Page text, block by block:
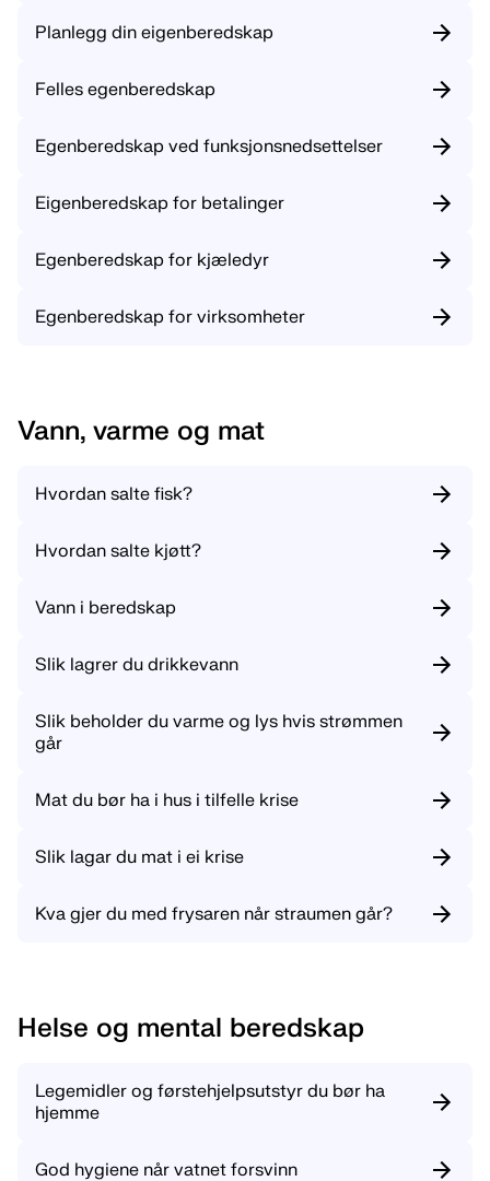
Planlegg din eigenberedskap
Felles egenberedskap
Egenberedskap ved funksjonsnedsettelser
Eigenberedskap for betalinger
Egenberedskap for kjæledyr
Egenberedskap for virksomheter
Vann, varme og mat
Hvordan salte fisk?
Hvordan salte kjøtt?
Vann i beredskap
Slik lagrer du drikkevann
Slik beholder du varme og lys hvis strømmen
går
Mat du bør ha i hus i tilfelle krise
Slik lagar du mat i ei krise
Kva gjer du med frysaren når straumen går?
Helse og mental beredskap
Legemidler og førstehjelpsutstyr du bør ha
hjemme
God hygiene når vatnet forsvinn